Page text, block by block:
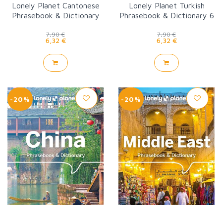
Lonely Planet Cantonese
Phrasebook & Dictionary
7,90 €
6,32 €
Lonely Planet Turkish
Phrasebook & Dictionary 6
7,90 €
6,32 €
-20% -20%